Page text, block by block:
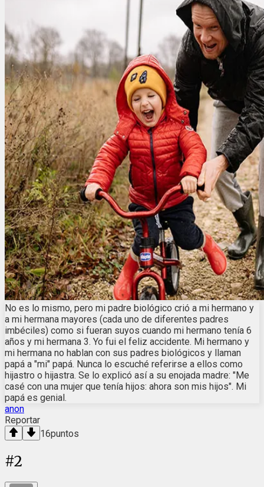
No es lo mismo, pero mi padre biológico crió a mi hermano y
a mi hermana mayores (cada uno de diferentes padres
imbéciles) como si fueran suyos cuando mi hermano tenía 6
años y mi hermana 3. Yo fui el feliz accidente. Mi hermano y
mi hermana no hablan con sus padres biológicos y llaman
papá a "mi" papá. Nunca lo escuché referirse a ellos como
hijastro o hijastra. Se lo explicó así a su enojada madre: "Me
casé con una mujer que tenía hijos: ahora son mis hijos". Mi
papá es genial.
anon
Reportar
16puntos
#2